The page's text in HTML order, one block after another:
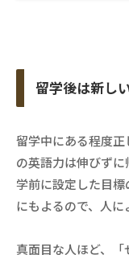
留学後は新し
留学中にある程度
の英語力は伸びず
学前に設定した目
にもよるので、人に
真面目な人ほど、